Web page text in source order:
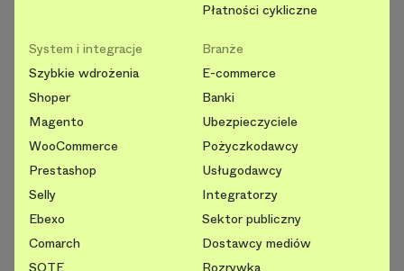
Płatności cykliczne
System i integracje
Szybkie wdrożenia
Shoper
Magento
WooCommerce
Prestashop
Selly
Ebexo
Comarch
Branże
E-commerce
Banki
Ubezpieczyciele
Pożyczkodawcy
Usługodawcy
Integratorzy
Sektor publiczny
Dostawcy mediów